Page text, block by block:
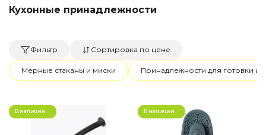
Кухонные принадлежности
Фильтр Сортировка по цене
Мерные стаканы и миски Принадлежности для готовки и
В наличии В наличии